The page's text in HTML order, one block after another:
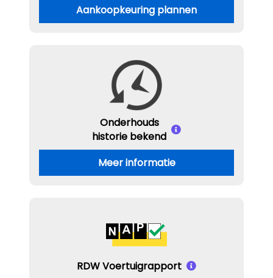
Aankoopkeuring plannen
Onderhouds
historie bekend
Meer informatie
RDW Voertuigrapport